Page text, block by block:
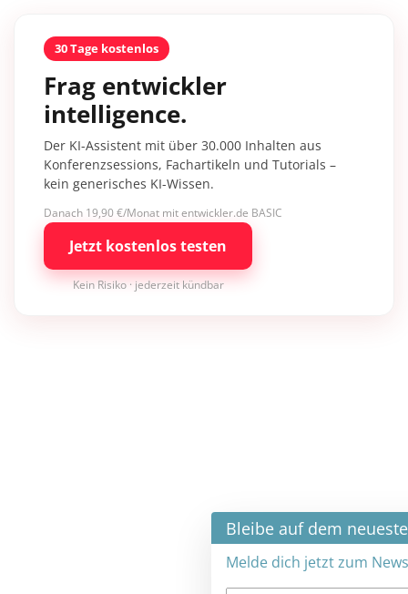
30 Tage kostenlos
Frag entwickler
intelligence.
Der KI-Assistent mit über 30.000 Inhalten aus
Konferenzsessions, Fachartikeln und Tutorials –
kein generisches KI-Wissen.
Danach 19,90 €/Monat mit entwickler.de BASIC
Jetzt kostenlos testen
Kein Risiko · jederzeit kündbar
Bleibe auf dem neuesten Stand ×
Melde dich jetzt zum Newsletter an: